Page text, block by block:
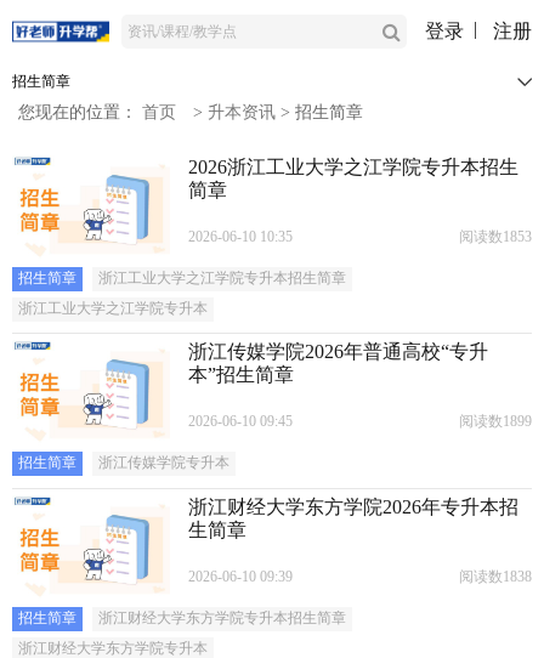
登录 注册
招生简章
您现在的位置： 首页 > 升本资讯 > 招生简章
2026浙江工业大学之江学院专升本招生
简章
2026-06-10 10:35 阅读数1853
招生简章
浙江工业大学之江学院专升本招生简章
浙江工业大学之江学院专升本
浙江传媒学院2026年普通高校“专升
本”招生简章
2026-06-10 09:45 阅读数1899
招生简章 浙江传媒学院专升本
浙江财经大学东方学院2026年专升本招
生简章
2026-06-10 09:39 阅读数1838
招生简章
浙江财经大学东方学院专升本招生简章
浙江财经大学东方学院专升本